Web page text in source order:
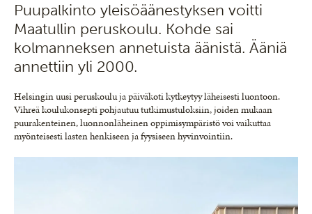
Puupalkinto yleisöäänestyksen voitti
Maatullin peruskoulu. Kohde sai
kolmanneksen annetuista äänistä. Ääniä
annettiin yli 2000.
Helsingin uusi peruskoulu ja päiväkoti kytkeytyy läheisesti luontoon.
Vihreä koulukonsepti pohjautuu tutkimustuloksiin, joiden mukaan
puurakenteinen, luonnonläheinen oppimisympäristö voi vaikuttaa
myönteisesti lasten henkiseen ja fyysiseen hyvinvointiin.